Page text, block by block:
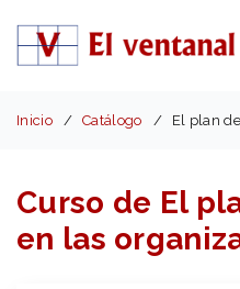
Inicio Catálogo El plan de
Curso de El
en las